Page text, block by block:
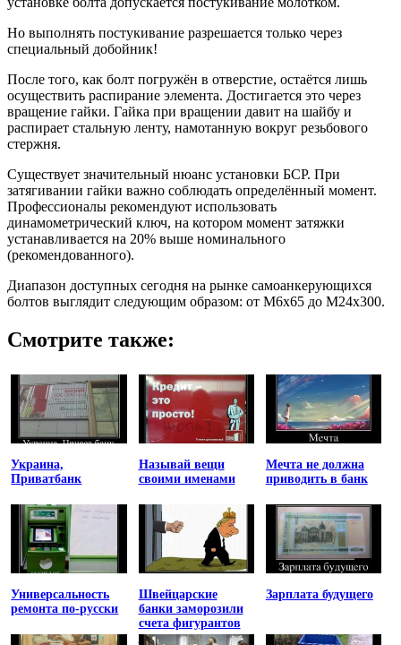
Но выполнять постукивание разрешается только через
специальный добойник!
После того, как болт погружён в отверстие, остаётся лишь
осуществить распирание элемента. Достигается это через
вращение гайки. Гайка при вращении давит на шайбу и
распирает стальную ленту, намотанную вокруг резьбового
стержня.
Существует значительный нюанс установки БСР. При
затягивании гайки важно соблюдать определённый момент.
Профессионалы рекомендуют использовать
динамометрический ключ, на котором момент затяжки
устанавливается на 20% выше номинального
(рекомендованного).
Диапазон доступных сегодня на рынке самоанкерующихся
болтов выглядит следующим образом: от М6х65 до М24х300.
Смотрите также:
Украина,
Приватбанк
Называй вещи
своими именами
Мечта не должна
приводить в банк
Универсальность
ремонта по-русски
Швейцарские
банки заморозили
счета фигурантов
списка
Зарплата будущего